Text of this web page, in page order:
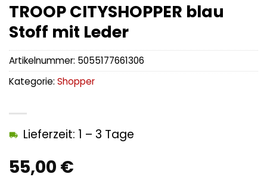
TROOP CITYSHOPPER blau
Stoff mit Leder
55,00 €
Lieferzeit: 1 – 3 Tage
Artikelnummer: 5055177661306
Kategorie: Shopper